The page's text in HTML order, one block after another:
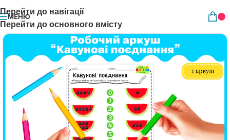
Перейти до навігації
Перейти до основного вмісту
МЕНЮ